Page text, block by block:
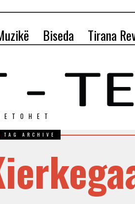
Biseda Tirana
TAG ARCHIVE